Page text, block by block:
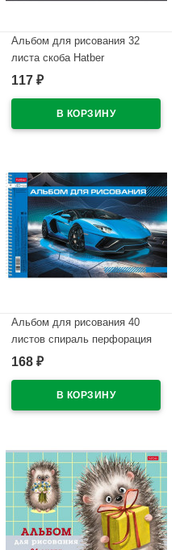
Альбом для рисования 32
листа скоба Hatber
АвтоПремиум (AutoPremium)
117 ₽
Альбом для рисования 40
листов спираль перфорация
на отрыв Hatber
арт.40А4вмВсп
168 ₽